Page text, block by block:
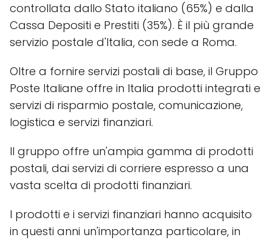
controllata dallo Stato italiano (65%) e dalla
Cassa Depositi e Prestiti (35%). È il più grande
servizio postale d'Italia, con sede a Roma.
Oltre a fornire servizi postali di base, il Gruppo
Poste Italiane offre in Italia prodotti integrati e
servizi di risparmio postale, comunicazione,
logistica e servizi finanziari.
Il gruppo offre un'ampia gamma di prodotti
postali, dai servizi di corriere espresso a una
vasta scelta di prodotti finanziari.
I prodotti e i servizi finanziari hanno acquisito
in questi anni un'importanza particolare, in